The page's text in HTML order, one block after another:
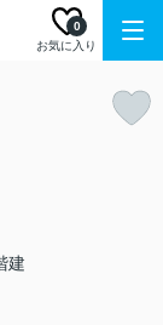
お気に入り
0
建